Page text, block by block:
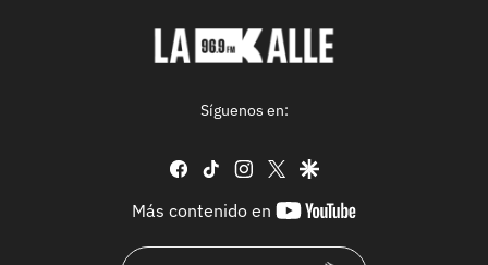
Síguenos en:
facebook
tiktok instagram
twittergoogle
Más contenido en
youtube-